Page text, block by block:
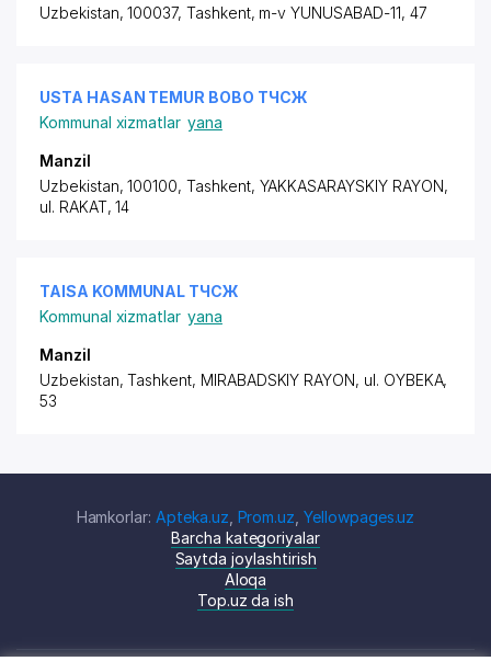
Uzbekistan, 100037, Tashkent, m-v YUNUSABAD-11, 47
USTA HASAN TEMUR BOBO ТЧСЖ
Kommunal xizmatlar yana
Manzil
Uzbekistan, 100100, Tashkent, YAKKASARAYSKIY RAYON,
ul. RAKAT, 14
TAISA KOMMUNAL ТЧСЖ
Kommunal xizmatlar yana
Manzil
Uzbekistan, Tashkent, MIRABADSKIY RAYON, ul. OYBEKA,
53
Hamkorlar: Apteka.uz Prom.uz ,Yellowpages.uz
Barcha kategoriyalar
Saytda joylashtirish
Aloqa
Top.uz da ish